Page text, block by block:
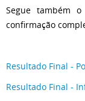
Segue também
confirmação
Resultado Final -
Resultado Final -